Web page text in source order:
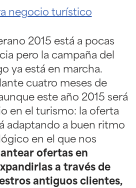
2015 está a pocas
pero la campaña del
ya está en marcha.
cuatro meses de
este año 2015 será
en el turismo: la oferta
adaptando a buen ritmo
en el que nos
ofertas en
a través de
antiguos clientes,